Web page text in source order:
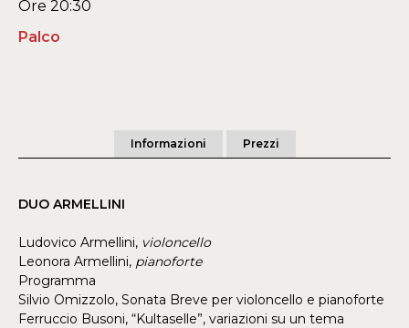
Ore 20:30
Palco
Informazioni Prezzi
DUO ARMELLINI
Ludovico Armellini, violoncello
Leonora Armellini, pianoforte
Programma
Silvio Omizzolo, Sonata Breve per violoncello e pianoforte
Ferruccio Busoni, “Kultaselle”, variazioni su un tema